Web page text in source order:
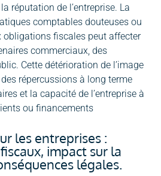
réputation de l’entreprise. La
comptables douteuses ou
obligations fiscales peut affecter
commerciaux, des
Cette détérioration de l’image
répercussions à long terme
et la capacité de l’entreprise à
ou financements
les entreprises :
impact sur la
légales.